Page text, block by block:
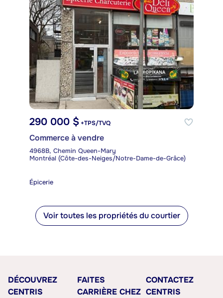
290 000 $ +TPS/TVQ
Commerce à vendre
4968B, Chemin Queen-Mary
Montréal (Côte-des-Neiges/Notre-Dame-de-Grâce)
Épicerie
Voir toutes les propriétés du courtier
DÉCOUVREZ
CENTRIS
FAITES
CARRIÈRE CHEZ
CONTACTEZ
CENTRIS